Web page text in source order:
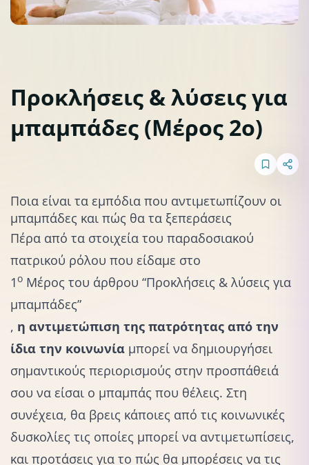
Αυτοφροντίδα & Αυτοβελτίωση Κριτική & ενοχές
Προκλήσεις & λύσεις για
μπαμπάδες (Μέρος 2ο)
Ποια είναι τα εμπόδια που αντιμετωπίζουν οι
μπαμπάδες και πώς θα τα ξεπεράσεις
Πέρα από τα στοιχεία του παραδοσιακού
πατρικού ρόλου που είδαμε στο
1ο Μέρος του άρθρου “Προκλήσεις & λύσεις για
μπαμπάδες”
, η αντιμετώπιση της πατρότητας από την
ίδια την κοινωνία μπορεί να δημιουργήσει
σημαντικούς περιορισμούς στην προσπάθειά
σου να είσαι ο μπαμπάς που θέλεις. Στη
συνέχεια, θα βρεις κάποιες από τις κοινωνικές
δυσκολίες τις οποίες μπορεί να αντιμετωπίσεις,
και προτάσεις για το πώς θα μπορέσεις να τις